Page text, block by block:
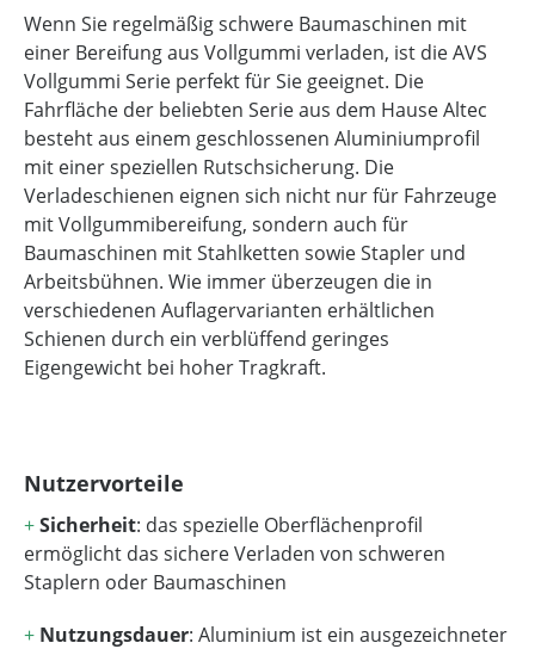
Wenn Sie regelmäßig schwere Baumaschinen mit
einer Bereifung aus Vollgummi verladen, ist die AVS
Vollgummi Serie perfekt für Sie geeignet. Die
Fahrfläche der beliebten Serie aus dem Hause Altec
besteht aus einem geschlossenen Aluminiumprofil
mit einer speziellen Rutschsicherung. Die
Verladeschienen eignen sich nicht nur für Fahrzeuge
mit Vollgummibereifung, sondern auch für
Baumaschinen mit Stahlketten sowie Stapler und
Arbeitsbühnen. Wie immer überzeugen die in
verschiedenen Auflagervarianten erhältlichen
Schienen durch ein verblüffend geringes
Eigengewicht bei hoher Tragkraft.
Nutzervorteile
+Sicherheit: das spezielle Oberflächenprofil
ermöglicht das sichere Verladen von schweren
Staplern oder Baumaschinen
+ Nutzungsdauer: Aluminium ist ein ausgezeichneter